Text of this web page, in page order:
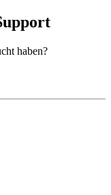
haben?